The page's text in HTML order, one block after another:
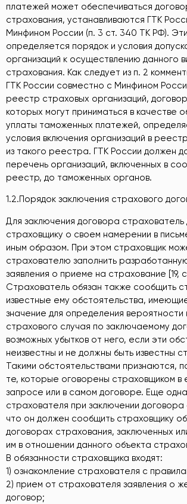
платежей может обеспечиваться
страхования, устанавливаются ГТК
Минфином России (п. 3 ст. 340 ТК РФ).
определяется порядок и условия
организаций к осуществлению данного
страхования. Как следует из п. 2
ГТК России совместно с Минфином
реестр страховых организаций,
которых могут приниматься в качестве
уплаты таможенных платежей,
условия включения организаций в
из такого реестра. ГТК России должен
перечень организаций, включенных в
реестр, до таможенных органов.
1.2.Порядок заключения страхового
Для заключения договора страхователь
страховщику о своем намерении в
иным образом. При этом страховщик
страхователю заполнить
заявления о приеме на страхование [19,
Страхователь обязан также сообщить
известные ему обстоятельства,
значение для определения вероятности
страхового случая по заключаемому
возможных убытков от него, если эти
неизвестны и не должны быть известны
Такими обстоятельствами признаются,
те, которые оговорены страховщиком в
запросе или в самом договоре. Еще
страхователя при заключении договора
что он должен сообщить страховщику
договорах страхования, заключенных
им в отношении данного объекта
В обязанности страховщика входят:
1) ознакомление страхователя с
2) прием от страхователя заявления о
договор;